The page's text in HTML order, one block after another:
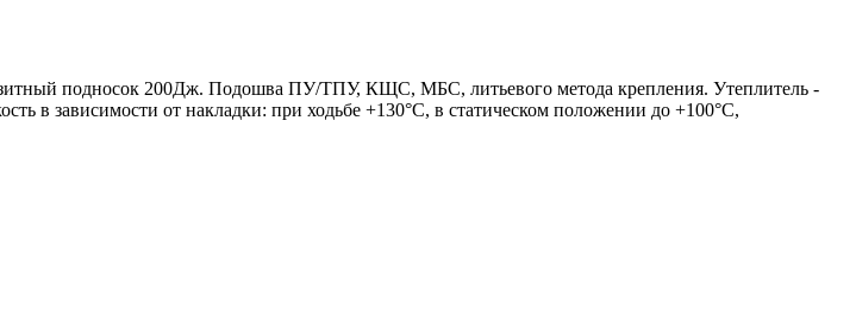
подносок 200Дж. Подошва ПУ/ТПУ, КЩС, МБС, литьевого метода крепления. Утеплитель -
в зависимости от накладки: при ходьбе +130°С, в статическом положении до +100°С,